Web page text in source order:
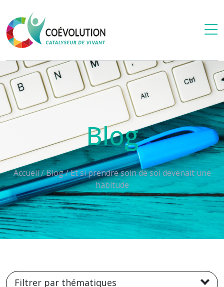
Blog
Accueil/Blog/Et si prendre soin de soi devenait une
habitude
Filtrer par thématiques